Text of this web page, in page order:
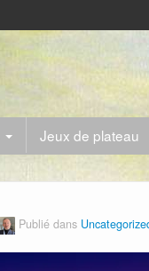
Jeux de plateau
Publié dans